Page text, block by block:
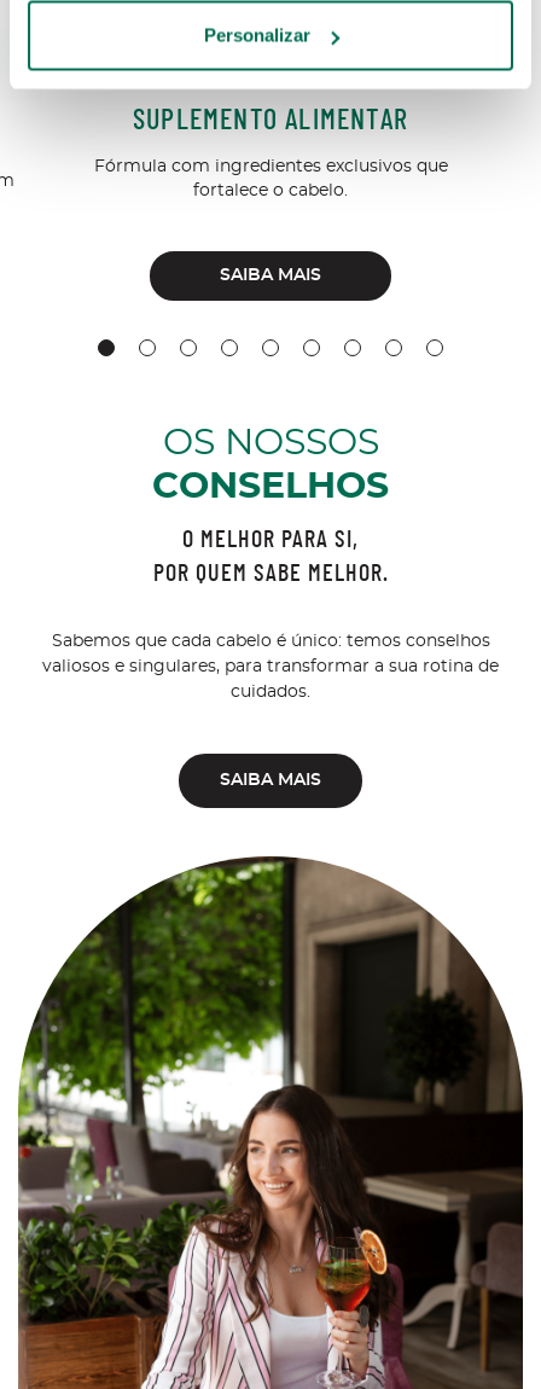
Personalizar
SUPLEMENTO ALIMENTAR
Fórmula com ingredientes exclusivos que
fortalece o cabelo.
SAIBA MAIS
OS NOSSOS
CONSELHOS
O MELHOR PARA SI,
POR QUEM SABE MELHOR.
Sabemos que cada cabelo é único: temos conselhos
valiosos e singulares, para transformar a sua rotina de
cuidados.
SAIBA MAIS